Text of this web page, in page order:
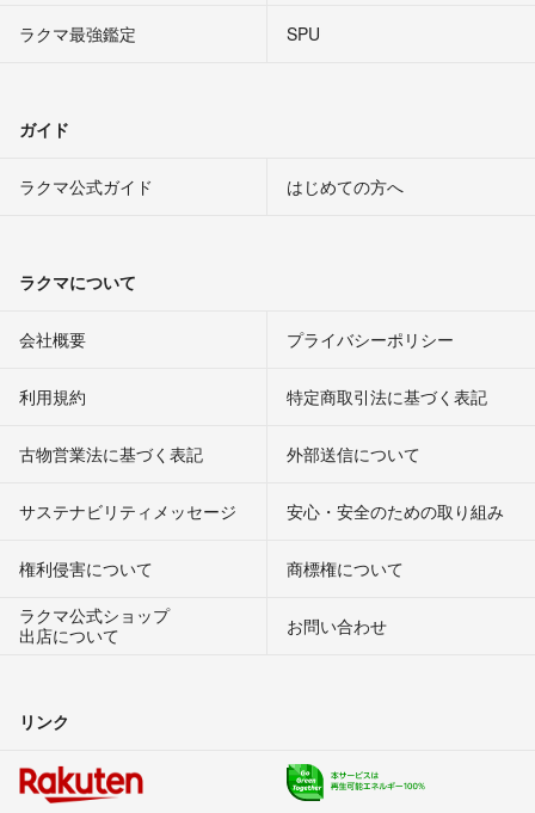
ラクマ最強鑑定
SPU
ガイド
ラクマ公式ガイド はじめての方へ
ラクマについて
会社概要 プライバシーポリシー
利用規約 特定商取引法に基づく表記
古物営業法に基づく表記 外部送信について
サステナビリティメッセージ 安心・安全のための取り組み
権利侵害について
商標権について
ラクマ公式ショップ
出店について
お問い合わせ
リンク